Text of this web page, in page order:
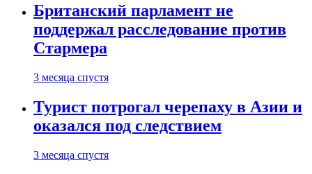
Британский парламент не
поддержал расследование против
Стармера
3 месяца спустя
Турист потрогал черепаху в Азии и
оказался под следствием
3 месяца спустя